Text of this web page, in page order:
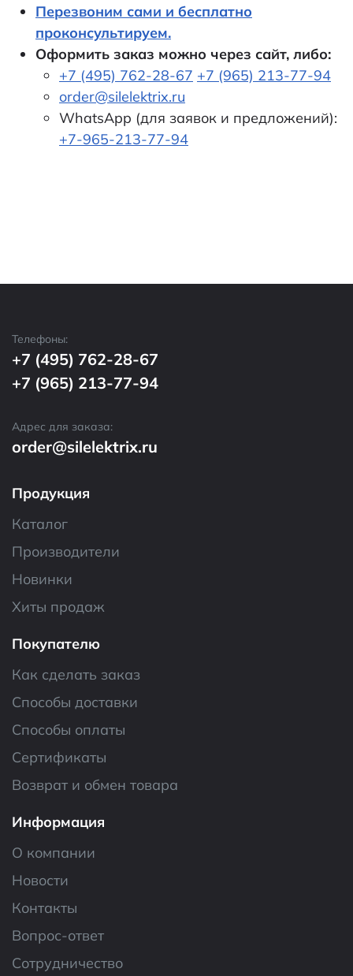
Перезвоним сами и бесплатно
проконсультируем.
Оформить заказ можно через сайт, либо:
+7 (495) 762-28-67 +7 (965) 213-77-94
order@silelektrix.ru
WhatsApp (для заявок и предложений):
+7-965-213-77-94
Телефоны:
+7 (495) 762-28-67
+7 (965) 213-77-94
Адрес для заказа:
order@silelektrix.ru
Продукция
Каталог
Производители
Новинки
Хиты продаж
Покупателю
Как сделать заказ
Способы доставки
Способы оплаты
Сертификаты
Возврат и обмен товара
Информация
О компании
Новости
Контакты
Вопрос-ответ
Сотрудничество